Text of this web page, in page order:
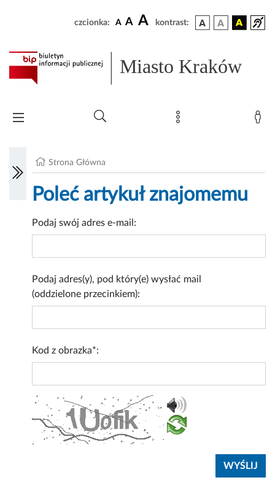
czcionka: A A A kontrast:
Miasto Kraków
Strona Główna
Poleć artykuł znajomemu
Podaj swój adres e-mail:
Podaj adres(y), pod który(e) wysłać mail
(oddzielone przecinkiem):
Kod z obrazka*: